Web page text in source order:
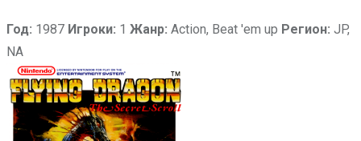
Год: 1987 Игроки: 1 Жанр: Action, Beat 'em up Регион: JP,
NA